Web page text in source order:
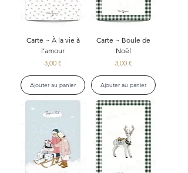
Carte ~ À la vie à
l’amour
Prix
3,00 €
Ajouter au panier
Carte ~ Boule de
Noël
Prix
3,00 €
Ajouter au panier